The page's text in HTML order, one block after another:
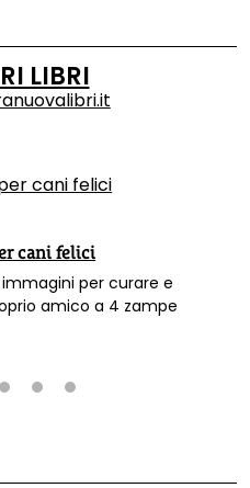
LIBRI
cani felici
per curare e
al proprio amico a 4 zampe